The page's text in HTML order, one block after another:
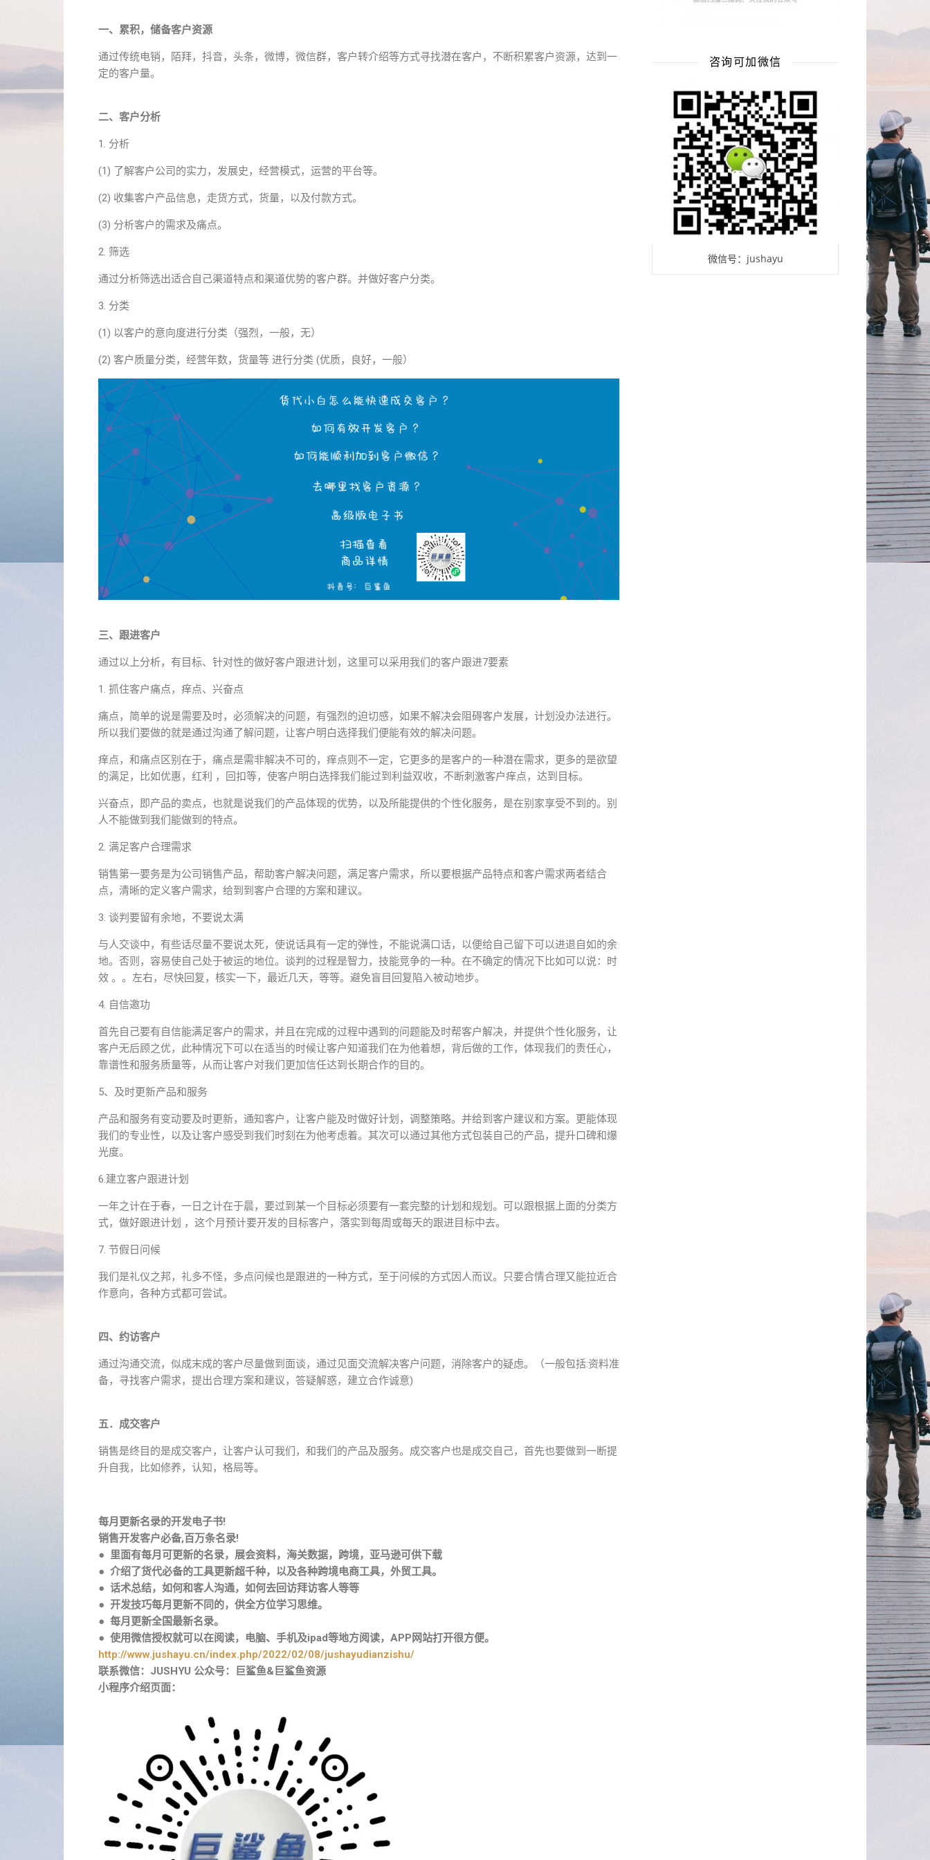
一、累积，储备客户资源
通过传统电销，陌拜，抖音，头条，微博，微信群，客户转介绍等方式寻找潜在客户，不断积累客户资源，达到一
定的客户量。
二、客户分析
1. 分析
(1) 了解客户公司的实力，发展史，经营模式，运营的平台等。
(2) 收集客户产品信息，走货方式，货量，以及付款方式。
(3) 分析客户的需求及痛点。
2. 筛选
通过分析筛选出适合自己渠道特点和渠道优势的客户群。并做好客户分类。
3. 分类
(1) 以客户的意向度进行分类（强烈，一般，无）
(2) 客户质量分类，经营年数，货量等 进行分类 (优质，良好，一般）
三、跟进客户
通过以上分析，有目标、针对性的做好客户跟进计划，这里可以采用我们的客户跟进7要素
1. 抓住客户痛点，痒点、兴奋点
痛点，简单的说是需要及时，必须解决的问题，有强烈的迫切感，如果不解决会阻碍客户发展，计划没办法进行。
所以我们要做的就是通过沟通了解问题，让客户明白选择我们便能有效的解决问题。
痒点，和痛点区别在于，痛点是需非解决不可的，痒点则不一定，它更多的是客户的一种潜在需求，更多的是欲望
的满足，比如优惠，红利 ，回扣等，使客户明白选择我们能过到利益双收，不断刺激客户痒点，达到目标。
兴奋点，即产品的卖点，也就是说我们的产品体现的优势，以及所能提供的个性化服务，是在别家享受不到的。别
人不能做到我们能做到的特点。
2. 满足客户合理需求
销售第一要务是为公司销售产品，帮助客户解决问题，满足客户需求，所以要根据产品特点和客户需求两者结合
点，清晰的定义客户需求，给到到客户合理的方案和建议。
3. 谈判要留有余地，不要说太满
与人交谈中，有些话尽量不要说太死，使说话具有一定的弹性，不能说满口话，以便给自己留下可以进退自如的余
地。否则，容易使自己处于被运的地位。谈判的过程是智力，技能竞争的一种。在不确定的情况下比如可以说：时
效 。。左右，尽快回复，核实一下，最近几天，等等。避免盲目回复陷入被动地步。
4. 自信邀功
首先自己要有自信能满足客户的需求，并且在完成的过程中遇到的问题能及时帮客户解决，并提供个性化服务，让
客户无后顾之优，此种情况下可以在适当的时候让客户知道我们在为他着想，背后做的工作，体现我们的责任心，
靠谱性和服务质量等，从而让客户对我们更加信任达到长期合作的目的。
5、及时更新产品和服务
产品和服务有变动要及时更新，通知客户，让客户能及时做好计划，调整策略。并给到客户建议和方案。更能体现
我们的专业性，以及让客户感受到我们时刻在为他考虑着。其次可以通过其他方式包装自己的产品，提升口碑和爆
光度。
6.建立客户跟进计划
一年之计在于春，一日之计在于晨，要过到某一个目标必须要有一套完整的计划和规划。可以跟根据上面的分类方
式，做好跟进计划 ，这个月预计要开发的目标客户，落实到每周或每天的跟进目标中去。
7. 节假日问候
我们是礼仪之邦，礼多不怪，多点问候也是跟进的一种方式，至于问候的方式因人而议。只要合情合理又能拉近合
作意向，各种方式都可尝试。
四、约访客户
通过沟通交流，似成末成的客户尽量做到面谈，通过见面交流解决客户问题，消除客户的疑虑。（一般包括:资料准
备，寻找客户需求，提出合理方案和建议，答疑解惑，建立合作诚意)
五．成交客户
销售是终目的是成交客户，让客户认可我们，和我们的产品及服务。成交客户也是成交自己，首先也要做到一断提
升自我，比如修养，认知，格局等。
每月更新名录的开发电子书!
销售开发客户必备,百万条名录!
● 里面有每月可更新的名录，展会资料，海关数据，跨境，亚马逊可供下载
● 介绍了货代必备的工具更新超千种，以及各种跨境电商工具，外贸工具。
● 话术总结，如何和客人沟通，如何去回访拜访客人等等
● 开发技巧每月更新不同的，供全方位学习思维。
● 每月更新全国最新名录。
● 使用微信授权就可以在阅读，电脑、手机及ipad等地方阅读，APP网站打开很方便。
http://www.jushayu.cn/index.php/2022/02/08/jushayudianzishu/
联系微信：JUSHYU 公众号：巨鲨鱼&巨鲨鱼资源
小程序介绍页面：
咨询可加微信
微信号：jushayu